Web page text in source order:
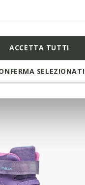
ACCETTA TUTTI
SELEZIONATI
interesar